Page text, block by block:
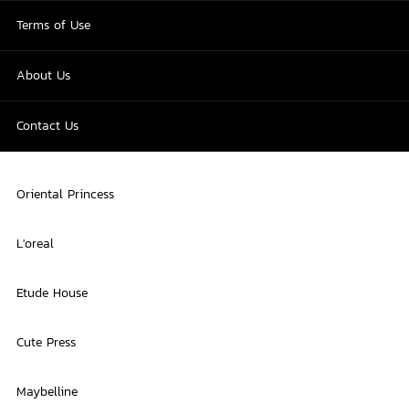
Terms of Use
About Us
Contact Us
Oriental Princess
L'oreal
Etude House
Cute Press
Maybelline